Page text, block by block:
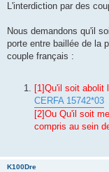
L'interdiction par des
Nous demandons qu'il
porte entre baillée de la
couple français :
[1]Qu'il soit abolit
CERFA 15742*03
[2]Ou Qu'il soit
compris au sein
K100Dre